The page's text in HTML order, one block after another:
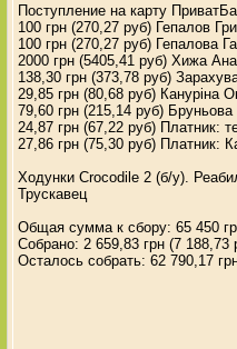
Поступление на карту
100 грн (270,27 руб) Гепалов
100 грн (270,27 руб) Гепалова
2000 грн (5405,41 руб) Хижа
138,30 грн (373,78 руб)
29,85 грн (80,68 руб) Кануріна
79,60 грн (215,14 руб) Бруньова
24,87 грн (67,22 руб) Платник:
27,86 грн (75,30 руб) Платник:
Ходунки Crocodile 2 (б/у).
Трускавец
Общая сумма к сбору: 65 450
Собрано: 2 659,83 грн (7 188,73
Осталось собрать: 62 790,17